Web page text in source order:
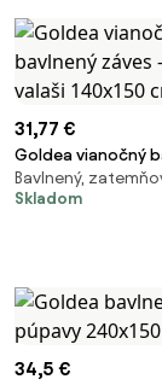
31,77 €
Goldea vianočný
záves - pásli ovce
140x150 cm
Bavlnený,
Skladom
34,5 €